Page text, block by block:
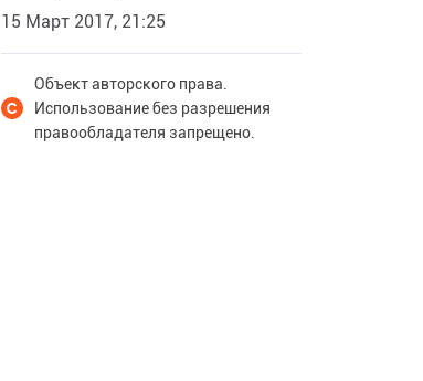
15 Март 2017, 21:25
Объект авторского права.
Использование без разрешения
правообладателя запрещено.